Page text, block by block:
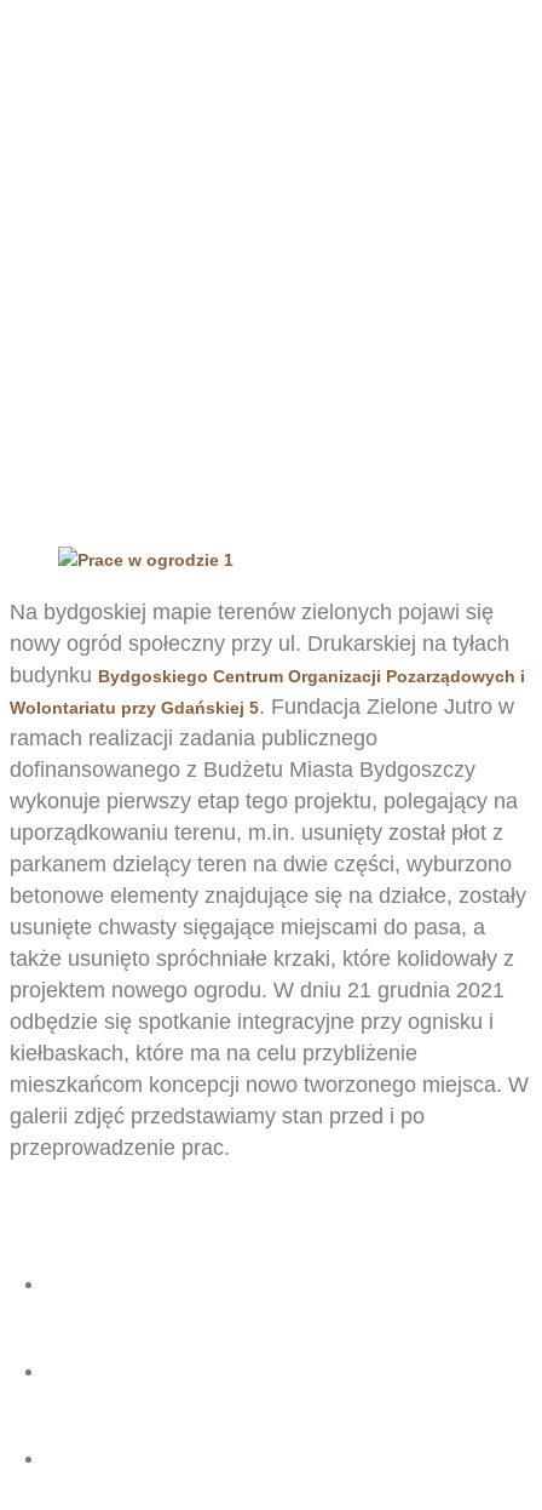
Na bydgoskiej mapie terenów zielonych pojawi się
nowy ogród społeczny przy ul. Drukarskiej na tyłach
budynku Bydgoskiego Centrum Organizacji Pozarządowych i
Wolontariatu przy Gdańskiej 5. Fundacja Zielone Jutro w
ramach realizacji zadania publicznego
dofinansowanego z Budżetu Miasta Bydgoszczy
wykonuje pierwszy etap tego projektu, polegający na
uporządkowaniu terenu, m.in. usunięty został płot z
parkanem dzielący teren na dwie części, wyburzono
betonowe elementy znajdujące się na działce, zostały
usunięte chwasty sięgające miejscami do pasa, a
także usunięto spróchniałe krzaki, które kolidowały z
projektem nowego ogrodu. W dniu 21 grudnia 2021
odbędzie się spotkanie integracyjne przy ognisku i
kiełbaskach, które ma na celu przybliżenie
mieszkańcom koncepcji nowo tworzonego miejsca. W
galerii zdjęć przedstawiamy stan przed i po
przeprowadzenie prac.